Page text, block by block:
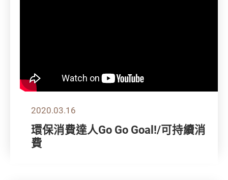
2020.03.16
環保消費達人Go Go Goal!/可持續消
費